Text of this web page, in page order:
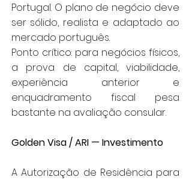
Portugal. O plano de negócio deve
ser sólido, realista e adaptado ao
mercado português.
Ponto crítico: para negócios físicos,
a prova de capital, viabilidade,
experiência anterior e
enquadramento fiscal pesa
bastante na avaliação consular.
Golden Visa / ARI — Investimento
A Autorização de Residência para